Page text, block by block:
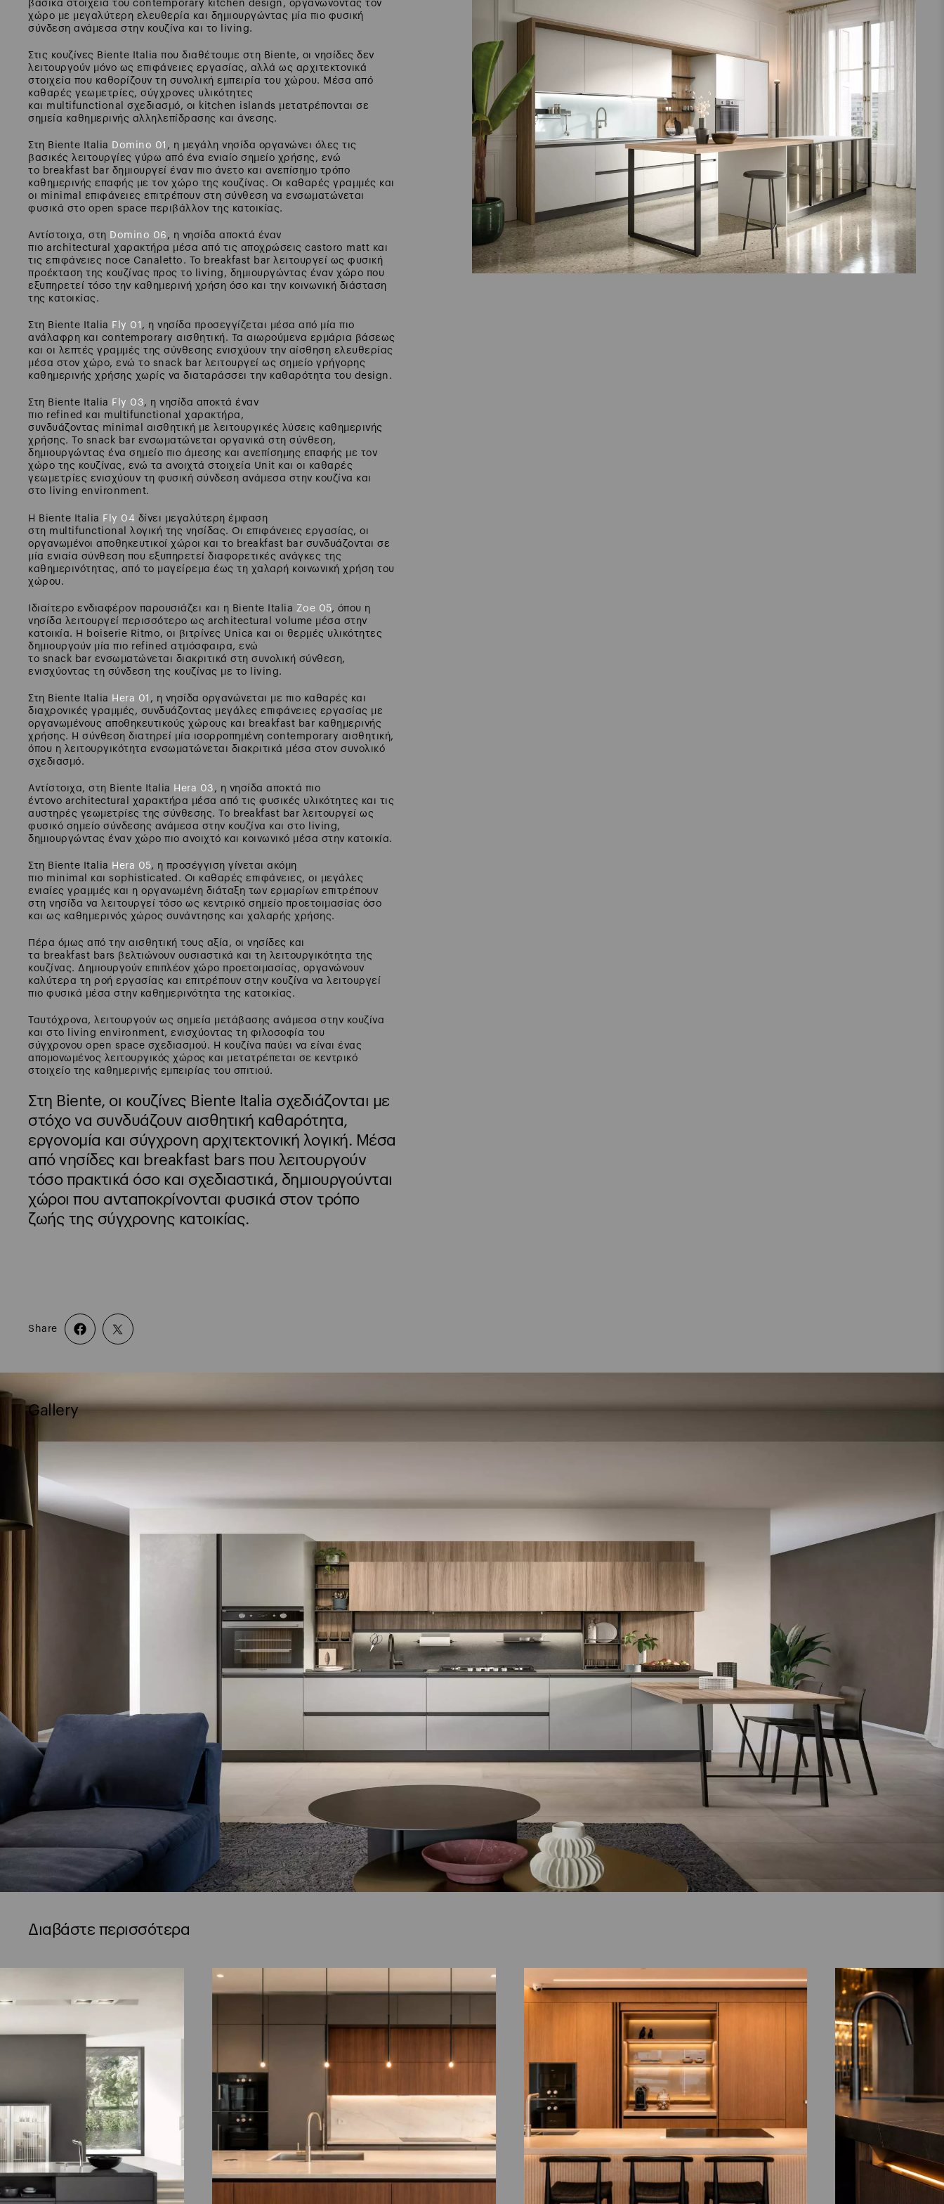
βασικά στοιχεία του contemporary kitchen design, οργανώνοντας τον
χώρο με μεγαλύτερη ελευθερία και δημιουργώντας μία πιο φυσική
σύνδεση ανάμεσα στην κουζίνα και το living.
Στις κουζίνες Biente Italia που διαθέτουμε στη Biente, οι νησίδες δεν
λειτουργούν μόνο ως επιφάνειες εργασίας, αλλά ως αρχιτεκτονικά
στοιχεία που καθορίζουν τη συνολική εμπειρία του χώρου. Μέσα από
καθαρές γεωμετρίες, σύγχρονες υλικότητες
και multifunctional σχεδιασμό, οι kitchen islands μετατρέπονται σε
σημεία καθημερινής αλληλεπίδρασης και άνεσης.
Στη Biente Italia Domino 01 , η μεγάλη νησίδα οργανώνει όλες τις
βασικές λειτουργίες γύρω από ένα ενιαίο σημείο χρήσης, ενώ
το breakfast bar δημιουργεί έναν πιο άνετο και ανεπίσημο τρόπο
καθημερινής επαφής με τον χώρο της κουζίνας. Οι καθαρές γραμμές και
οι minimal επιφάνειες επιτρέπουν στη σύνθεση να ενσωματώνεται
φυσικά στο open space περιβάλλον της κατοικίας.
Αντίστοιχα, στη Domino 06 , η νησίδα αποκτά έναν
πιο architectural χαρακτήρα μέσα από τις αποχρώσεις castoro matt και
τις επιφάνειες noce Canaletto. Το breakfast bar λειτουργεί ως φυσική
προέκταση της κουζίνας προς το living, δημιουργώντας έναν χώρο που
εξυπηρετεί τόσο την καθημερινή χρήση όσο και την κοινωνική διάσταση
της κατοικίας.
Στη Biente Italia Fly 01 , η νησίδα προσεγγίζεται μέσα από μία πιο
ανάλαφρη και contemporary αισθητική. Τα αιωρούμενα ερμάρια βάσεως
και οι λεπτές γραμμές της σύνθεσης ενισχύουν την αίσθηση ελευθερίας
μέσα στον χώρο, ενώ το snack bar λειτουργεί ως σημείο γρήγορης
καθημερινής χρήσης χωρίς να διαταράσσει την καθαρότητα του design.
Στη Biente Italia Fly 03, η νησίδα αποκτά έναν
πιο refined και multifunctional χαρακτήρα,
συνδυάζοντας minimal αισθητική με λειτουργικές λύσεις καθημερινής
χρήσης. Το snack bar ενσωματώνεται οργανικά στη σύνθεση,
δημιουργώντας ένα σημείο πιο άμεσης και ανεπίσημης επαφής με τον
χώρο της κουζίνας, ενώ τα ανοιχτά στοιχεία Unit και οι καθαρές
γεωμετρίες ενισχύουν τη φυσική σύνδεση ανάμεσα στην κουζίνα και
στο living environment.
Η Biente Italia Fly 04 δίνει μεγαλύτερη έμφαση
στη multifunctional λογική της νησίδας. Οι επιφάνειες εργασίας, οι
οργανωμένοι αποθηκευτικοί χώροι και το breakfast bar συνδυάζονται σε
μία ενιαία σύνθεση που εξυπηρετεί διαφορετικές ανάγκες της
καθημερινότητας, από το μαγείρεμα έως τη χαλαρή κοινωνική χρήση του
χώρου.
Ιδιαίτερο ενδιαφέρον παρουσιάζει και η Biente Italia Zoe 05, όπου η
νησίδα λειτουργεί περισσότερο ως architectural volume μέσα στην
κατοικία. Η boiserie Ritmo, οι βιτρίνες Unica και οι θερμές υλικότητες
δημιουργούν μία πιο refined ατμόσφαιρα, ενώ
το snack bar ενσωματώνεται διακριτικά στη συνολική σύνθεση,
ενισχύοντας τη σύνδεση της κουζίνας με το living.
Στη Biente Italia Hera 01 , η νησίδα οργανώνεται με πιο καθαρές και
διαχρονικές γραμμές, συνδυάζοντας μεγάλες επιφάνειες εργασίας με
οργανωμένους αποθηκευτικούς χώρους και breakfast bar καθημερινής
χρήσης. Η σύνθεση διατηρεί μία ισορροπημένη contemporary αισθητική,
όπου η λειτουργικότητα ενσωματώνεται διακριτικά μέσα στον συνολικό
σχεδιασμό.
Αντίστοιχα, στη Biente Italia Hera 03 , η νησίδα αποκτά πιο
έντονο architectural χαρακτήρα μέσα από τις φυσικές υλικότητες και τις
αυστηρές γεωμετρίες της σύνθεσης. Το breakfast bar λειτουργεί ως
φυσικό σημείο σύνδεσης ανάμεσα στην κουζίνα και στο living,
δημιουργώντας έναν χώρο πιο ανοιχτό και κοινωνικό μέσα στην κατοικία.
Στη Biente Italia Hera 05, η προσέγγιση γίνεται ακόμη
πιο minimal και sophisticated. Οι καθαρές επιφάνειες, οι μεγάλες
ενιαίες γραμμές και η οργανωμένη διάταξη των ερμαρίων επιτρέπουν
στη νησίδα να λειτουργεί τόσο ως κεντρικό σημείο προετοιμασίας όσο
και ως καθημερινός χώρος συνάντησης και χαλαρής χρήσης.
Πέρα όμως από την αισθητική τους αξία, οι νησίδες και
τα breakfast bars βελτιώνουν ουσιαστικά και τη λειτουργικότητα της
κουζίνας. Δημιουργούν επιπλέον χώρο προετοιμασίας, οργανώνουν
καλύτερα τη ροή εργασίας και επιτρέπουν στην κουζίνα να λειτουργεί
πιο φυσικά μέσα στην καθημερινότητα της κατοικίας.
Ταυτόχρονα, λειτουργούν ως σημεία μετάβασης ανάμεσα στην κουζίνα
και στο living environment, ενισχύοντας τη φιλοσοφία του
σύγχρονου open space σχεδιασμού. Η κουζίνα παύει να είναι ένας
απομονωμένος λειτουργικός χώρος και μετατρέπεται σε κεντρικό
στοιχείο της καθημερινής εμπειρίας του σπιτιού.
Στη Biente, οι κουζίνες Biente Italia σχεδιάζονται με
στόχο να συνδυάζουν αισθητική καθαρότητα,
εργονομία και σύγχρονη αρχιτεκτονική λογική. Μέσα
από νησίδες και breakfast bars που λειτουργούν
τόσο πρακτικά όσο και σχεδιαστικά, δημιουργούνται
χώροι που ανταποκρίνονται φυσικά στον τρόπο
ζωής της σύγχρονης κατοικίας.
Share
Gallery
Διαβάστε περισσότερα